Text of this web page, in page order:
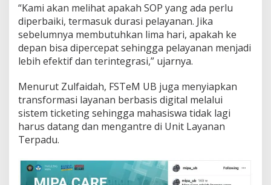
“Kami akan melihat apakah SOP yang ada perlu
diperbaiki, termasuk durasi pelayanan. Jika
sebelumnya membutuhkan lima hari, apakah ke
depan bisa dipercepat sehingga pelayanan menjadi
lebih efektif dan terintegrasi,” ujarnya.
Menurut Zulfaidah, FSTeM UB juga menyiapkan
transformasi layanan berbasis digital melalui
sistem ticketing sehingga mahasiswa tidak lagi
harus datang dan mengantre di Unit Layanan
Terpadu.